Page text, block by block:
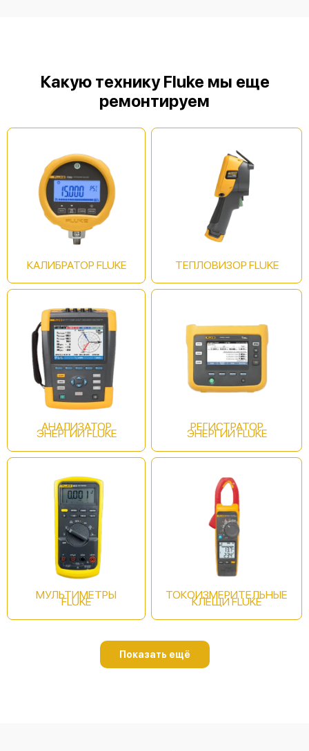
Fluke 6500-2 DE
Fluke 6500-2 NL
Какую технику Fluke мы еще
ремонтируем
КАЛИБРАТОР FLUKE ТЕПЛОВИЗОР FLUKE
АНАЛИЗАТОР
ЭНЕРГИИ FLUKE
РЕГИСТРАТОР
ЭНЕРГИИ FLUKE
МУЛЬТИМЕТРЫ
FLUKE
ТОКОИЗМЕРИТЕЛЬНЫЕ
КЛЕЩИ FLUKE
Показать ещё